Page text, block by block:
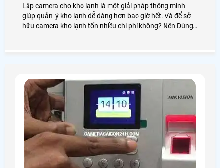
Lắp camera cho kho lạnh là một giải pháp thông minh
giúp quản lý kho lạnh dễ dàng hơn bao giờ hết. Và để sở
hữu camera kho lạnh tốn nhiều chi phí không? Nên Dùng